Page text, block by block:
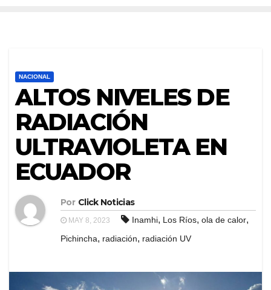
NACIONAL
ALTOS NIVELES DE
RADIACIÓN
ULTRAVIOLETA EN
ECUADOR
Por Click Noticias
MAY 8, 2023 Inamhi, Los Ríos, ola de calor,
Pichincha, radiación, radiación UV